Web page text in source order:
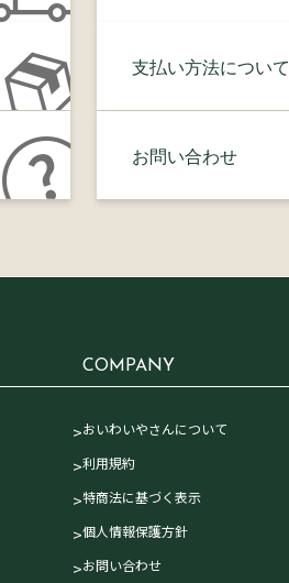
支払い方法について
お問い合わせ
COMPANY
おいわいやさんについて
利用規約
特商法に基づく表示
個人情報保護方針
お問い合わせ